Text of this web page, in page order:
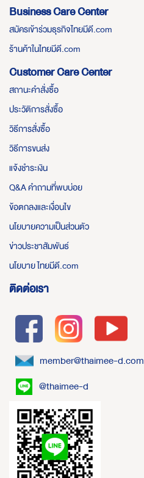
Business Care Center
สมัครเข้าร่วมธุรกิจไทยมีดี.com
ร้านค้าในไทยมีดี.com
Customer Care Center
สถานะคำสั่งซื้อ
ประวัติการสั่งซื้อ
วิธีการสั่งซื้อ
วิธีการขนส่ง
แจ้งชำระเงิน
Q&A คำถามที่พบบ่อย
ข้อตกลงและเงื่อนไข
นโยบายความเป็นส่วนตัว
ข่าวประชาสัมพันธ์
นโยบาย ไทยมีดี.com
ติดต่อเรา
member@thaimee-d.com
@thaimee-d